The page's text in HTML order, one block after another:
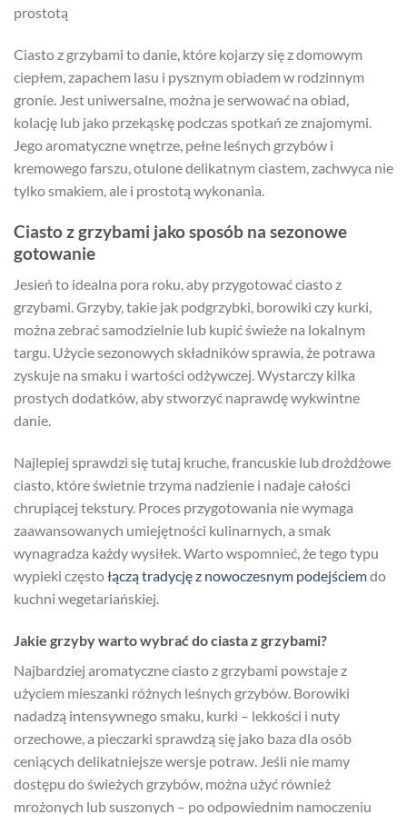
prostotą
Ciasto z grzybami to danie, które kojarzy się z domowym
ciepłem, zapachem lasu i pysznym obiadem w rodzinnym
gronie. Jest uniwersalne, można je serwować na obiad,
kolację lub jako przekąskę podczas spotkań ze znajomymi.
Jego aromatyczne wnętrze, pełne leśnych grzybów i
kremowego farszu, otulone delikatnym ciastem, zachwyca nie
tylko smakiem, ale i prostotą wykonania.
Ciasto z grzybami jako sposób na sezonowe
gotowanie
Jesień to idealna pora roku, aby przygotować ciasto z
grzybami. Grzyby, takie jak podgrzybki, borowiki czy kurki,
można zebrać samodzielnie lub kupić świeże na lokalnym
targu. Użycie sezonowych składników sprawia, że potrawa
zyskuje na smaku i wartości odżywczej. Wystarczy kilka
prostych dodatków, aby stworzyć naprawdę wykwintne
danie.
Najlepiej sprawdzi się tutaj kruche, francuskie lub drożdżowe
ciasto, które świetnie trzyma nadzienie i nadaje całości
chrupiącej tekstury. Proces przygotowania nie wymaga
zaawansowanych umiejętności kulinarnych, a smak
wynagradza każdy wysiłek. Warto wspomnieć, że tego typu
wypieki częstołączą tradycję z nowoczesnym podejściemdo
kuchni wegetariańskiej.
Jakie grzyby warto wybrać do ciasta z grzybami?
Najbardziej aromatyczne ciasto z grzybami powstaje z
użyciem mieszanki różnych leśnych grzybów. Borowiki
nadadzą intensywnego smaku, kurki – lekkości i nuty
orzechowe, a pieczarki sprawdzą się jako baza dla osób
ceniących delikatniejsze wersje potraw. Jeśli nie mamy
dostępu do świeżych grzybów, można użyć również
mrożonych lub suszonych – po odpowiednim namoczeniu